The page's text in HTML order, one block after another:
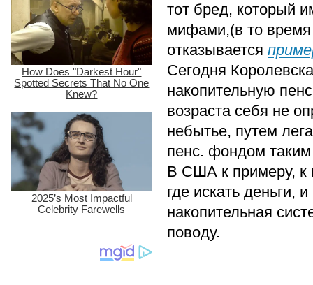
тот бред, который
мифами,(в то время
отказывается
Сегодня
накопительную
возраста себя не
небытье, путем
пенс. фондом
В США к примеру, к
где искать деньги,
накопительная
поводу.